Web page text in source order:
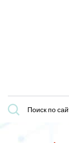
Поиск
по